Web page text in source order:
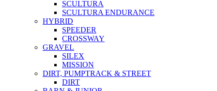
SCULTURA
SCULTURA ENDURANCE
HYBRID
SPEEDER
CROSSWAY
GRAVEL
SILEX
MISSION
DIRT, PUMPTRACK & STREET
DIRT